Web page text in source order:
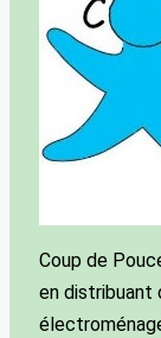
Coup de
en distribuant